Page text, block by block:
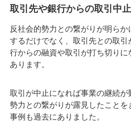
取引先や銀行からの取引中
反社会的勢力との繋がりが明ら
するだけでなく、取引先との取
行からの融資や取引が打ち切り
あります。
取引が中止になれば事業の継続
勢力との繋がりが露見したこと
事例も過去にありました。